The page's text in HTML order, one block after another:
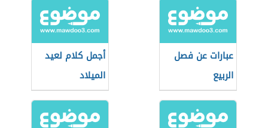
عبارات عن فصل
الربيع
أجمل كلام لعيد
الميلاد